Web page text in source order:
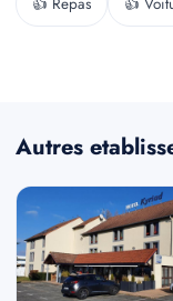
Autres